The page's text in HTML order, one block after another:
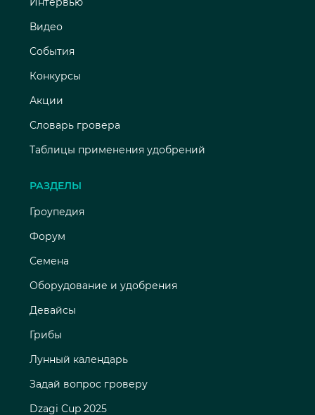
Видео
События
Конкурсы
Акции
Словарь гровера
Таблицы применения удобрений
РАЗДЕЛЫ
Гроупедия
Форум
Семена
Оборудование и удобрения
Девайсы
Грибы
Лунный календарь
Задай вопрос гроверу
Dzagi Cup 2025